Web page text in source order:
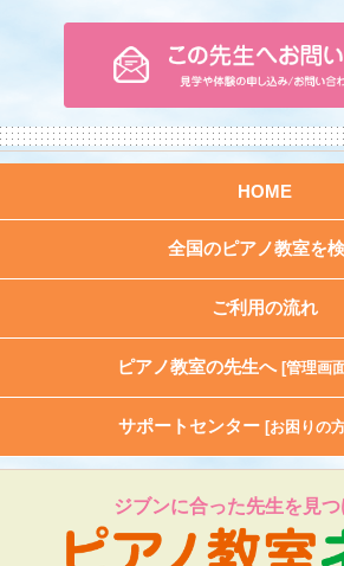
HOME
全国のピアノ教室を
ご利用の流れ
ピアノ教室の先生へ [管理画
サポートセンター [お困りの
ジブンに合った先生を見つ